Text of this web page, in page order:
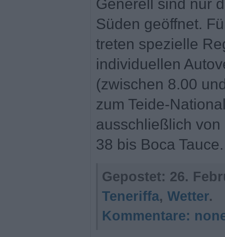
Generell sind nur
Süden geöffnet.
treten spezielle
individuellen
(zwischen 8.00
zum Teide-
ausschließlich
38 bis Boca
Gepostet: 26.
Teneriffa, Wetter.
Kommentare: